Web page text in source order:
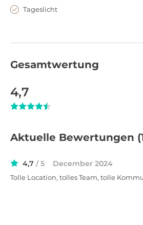
Event, welches Ihnen und Ihren Gästen
Tageslicht
Gesamtwertung
4,7
Aktuelle Bewertungen
4,7 / 5 December 2024
Tolle Location, tolles Team, tolle